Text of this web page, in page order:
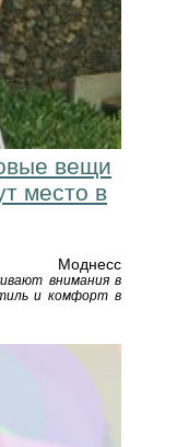
вещи
место в
Моднесс
внимания в
и комфорт в